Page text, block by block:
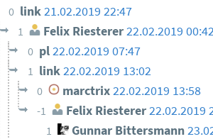
0 link21.02.2019 22:47
1 Felix Riesterer22.02.2019
0 pl22.02.2019 07:47
1 link22.02.2019 13:02
0 marctrix 22.02.2019 13:58
-1 Felix Riesterer 22.02.2019
1 Gunnar Bittersmann